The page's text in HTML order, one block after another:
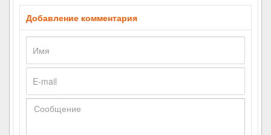
Добавление комментария